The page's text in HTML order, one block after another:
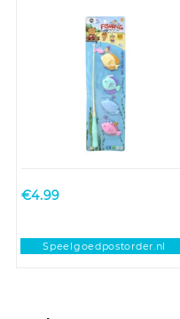
badvissen – bad
speelgoed
€4.99
Speelgoedpostorder.nl